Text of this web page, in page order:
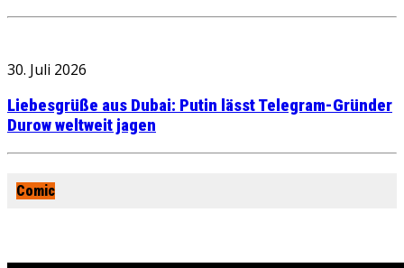
30. Juli 2026
Liebesgrüße aus Dubai: Putin lässt Telegram-Gründer
Durow weltweit jagen
Comic